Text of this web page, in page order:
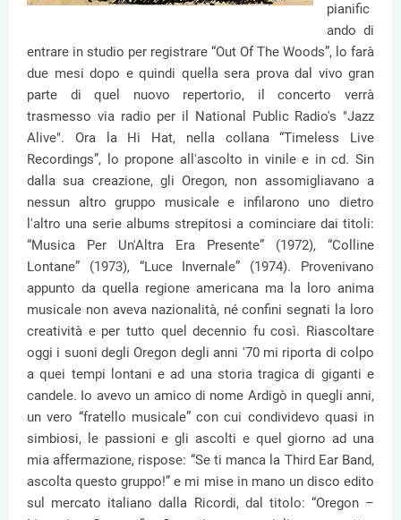
pianific
ando di
entrare in studio per registrare “Out Of The Woods”, lo farà
due mesi dopo e quindi quella sera prova dal vivo gran
parte di quel nuovo repertorio, il concerto verrà
trasmesso via radio per il National Public Radio's "Jazz
Alive". Ora la Hi Hat, nella collana “Timeless Live
Recordings”, lo propone all'ascolto in vinile e in cd. Sin
dalla sua creazione, gli Oregon, non assomigliavano a
nessun altro gruppo musicale e infilarono uno dietro
l'altro una serie albums strepitosi a cominciare dai titoli:
“Musica Per Un'Altra Era Presente” (1972), “Colline
Lontane” (1973), “Luce Invernale” (1974). Provenivano
appunto da quella regione americana ma la loro anima
musicale non aveva nazionalità, né confini segnati la loro
creatività e per tutto quel decennio fu così. Riascoltare
oggi i suoni degli Oregon degli anni '70 mi riporta di colpo
a quei tempi lontani e ad una storia tragica di giganti e
candele. Io avevo un amico di nome Ardigò in quegli anni,
un vero “fratello musicale” con cui condividevo quasi in
simbiosi, le passioni e gli ascolti e quel giorno ad una
mia affermazione, rispose: “Se ti manca la Third Ear Band,
ascolta questo gruppo!” e mi mise in mano un disco edito
sul mercato italiano dalla Ricordi, dal titolo: “Oregon –